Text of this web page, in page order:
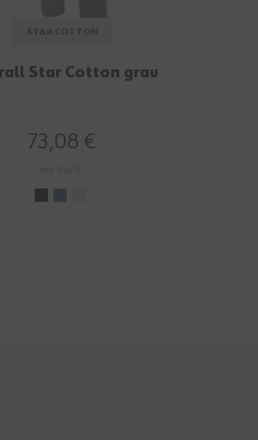
Star Cotton grau
73,08 €